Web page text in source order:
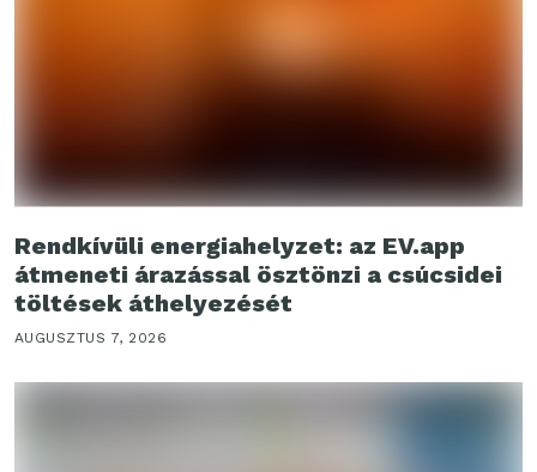
Rendkívüli energiahelyzet: az EV.app
átmeneti árazással ösztönzi a csúcsidei
töltések áthelyezését
AUGUSZTUS 7, 2026